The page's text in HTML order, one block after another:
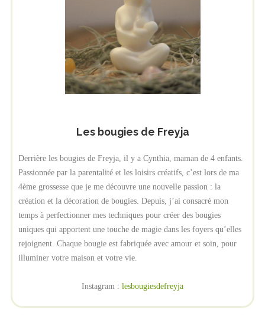
Les bougies de Freyja
Derrière les bougies de Freyja, il y a Cynthia, maman de 4 enfants.
Passionnée par la parentalité et les loisirs créatifs, c’est lors de ma
4ème grossesse que je me découvre une nouvelle passion : la
création et la décoration de bougies. Depuis, j’ai consacré mon
temps à perfectionner mes techniques pour créer des bougies
uniques qui apportent une touche de magie dans les foyers qu’elles
rejoignent. Chaque bougie est fabriquée avec amour et soin, pour
illuminer votre maison et votre vie.
Instagram : lesbougiesdefreyja